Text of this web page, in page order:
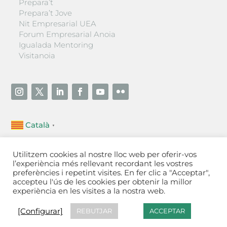
Prepara’t
Prepara’t Jove
Nit Empresarial UEA
Forum Empresarial Anoia
Igualada Mentoring
Visitanoia
Català ▼
Unió Empresarial de l’Anoia (UEA)
Ctra. de Manresa, 131, 08700 – Igualada (Barcelona)
Tel 93 805 22 92
Contactar ·Avís legal· Política de privacitat
de cookies [Configurar]
Fet a Igualada per Aladetres
Utilitzem cookies al nostre lloc web per oferir-vos
l’experiència més rellevant recordant les vostres
preferències i repetint visites. En fer clic a "Acceptar",
accepteu l'ús de les cookies per obtenir la millor
experiència en les visites a la nostra web.
[Configurar] REBUTJAR ACCEPTAR